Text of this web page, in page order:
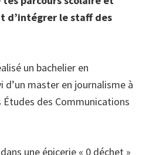
d’intégrer le staff des
un bachelier en
master en journalisme à
des Communications
une épicerie « 0 déchet »